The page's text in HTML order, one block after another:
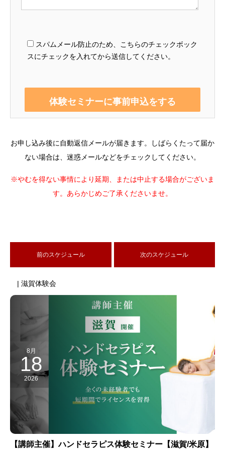
スパムメール防止のため、こちらのチェックボック
スにチェックを入れてから送信してください。
お申し込み後に自動返信メールが届きます。しばらくたって届か
ない場合は、迷惑メールなどをチェックしてください。
※やむを得ない事情により延期、または中止する場合がございま
す。あらかじめご了承くださいませ。
前のスケジュール 次のスケジュール
| 滋賀体験会
8月
18
2026
【講師主催】ハンドセラピス体験セミナー【滋賀/米原】